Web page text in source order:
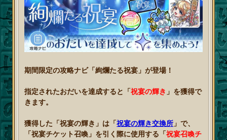
期間限定の攻略ナビ「絢爛たる祝宴」が登場！
指定されたおだいを達成すると「祝宴の輝き 」を獲得で
きます。
獲得した「祝宴の輝き」は「祝宴の輝き交換所 」で、
「祝宴チケット召喚」を引く際に使用する「祝宴召喚チ